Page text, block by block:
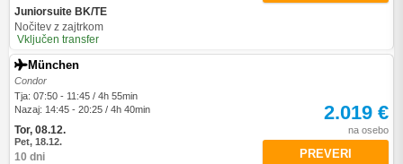
Juniorsuite BK/TE
Nočitev z zajtrkom
Vključen transfer
München
Condor
Tja: 07:50 - 11:45 / 4h 55min
Nazaj: 14:45 - 20:25 / 4h 40min
Tor, 08.12.
Pet, 18.12.
10 dni
2.019 €
na osebo
PREVERI